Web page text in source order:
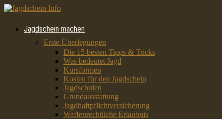
Jagdschein machen
Erste Überlegungen
Die 15 besten Tipps & Tricks
Was bedeutet Jagd
Kursformen
Kosten für den Jagdschein
Jagdschulen
Grundausstattung
Jagdhaftpflichtversicherung
Waffenrechtliche Erlaubnis